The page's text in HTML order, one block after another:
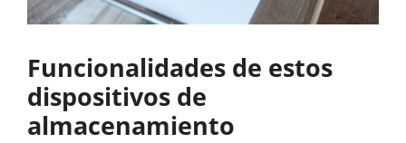
Funcionalidades de estos
dispositivos de
almacenamiento